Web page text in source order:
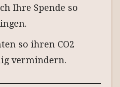
Ihre Spende so
so ihren CO2
vermindern.